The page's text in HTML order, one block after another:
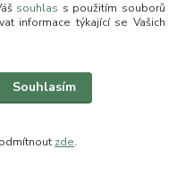
ZkusNositko.cz
souhlas s použitím souborů
informace týkající se Vašich
Souhlasím
zde.